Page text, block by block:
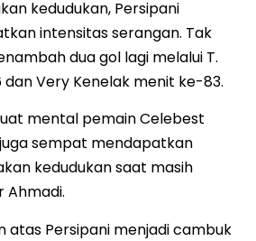
kedudukan, Persipani
intensitas serangan. Tak
dua gol lagi melalui T.
Very Kenelak menit ke-83.
mental pemain Celebest
sempat mendapatkan
kedudukan saat masih
Ahmadi.
atas Persipani menjadi cambuk